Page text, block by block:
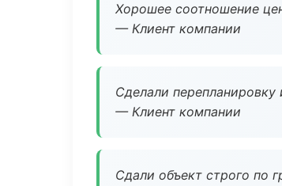
Хорошее соотношение
— Клиент компании
Сделали перепланировку
— Клиент компании
Сдали объект строго по